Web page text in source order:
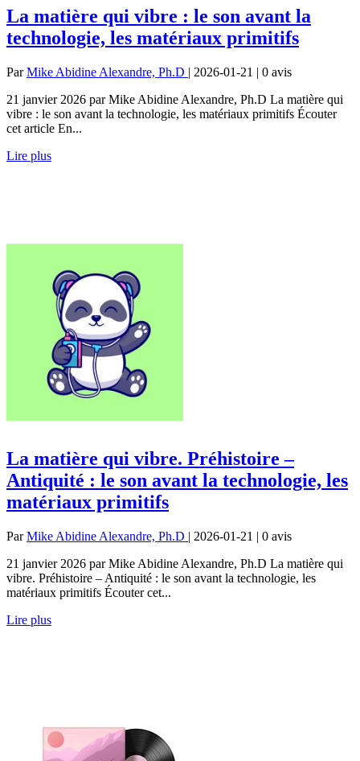
La matière qui vibre : le son avant la
technologie, les matériaux primitifs
ParMike Abidine Alexandre, Ph.D | 2026-01-21 | 0 avis
21 janvier 2026 par Mike Abidine Alexandre, Ph.D La matière qui
vibre : le son avant la technologie, les matériaux primitifs Écouter
cet article En...
Lire plus
La matière qui vibre. Préhistoire –
Antiquité : le son avant la technologie, les
matériaux primitifs
ParMike Abidine Alexandre, Ph.D | 2026-01-21 | 0 avis
21 janvier 2026 par Mike Abidine Alexandre, Ph.D La matière qui
vibre. Préhistoire – Antiquité : le son avant la technologie, les
matériaux primitifs Écouter cet...
Lire plus